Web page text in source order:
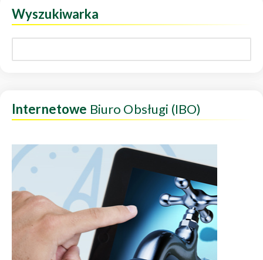
Wyszukiwarka
Internetowe Biuro Obsługi (IBO)